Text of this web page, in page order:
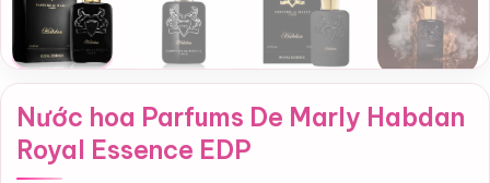
Nước hoa Parfums De Marly Habdan
Royal Essence EDP